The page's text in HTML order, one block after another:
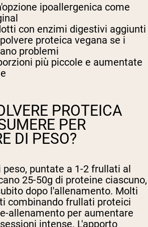
ipoallergenica come
con enzimi digestivi aggiunti
proteica vegana se i
problemi
più piccole e aumentate
PROTEICA
PER
DI PESO?
puntate a 1-2 frullati al
25-50g di proteine ciascuno,
dopo l'allenamento. Molti
combinando frullati proteici
allenamento per aumentare
intense. L'apporto